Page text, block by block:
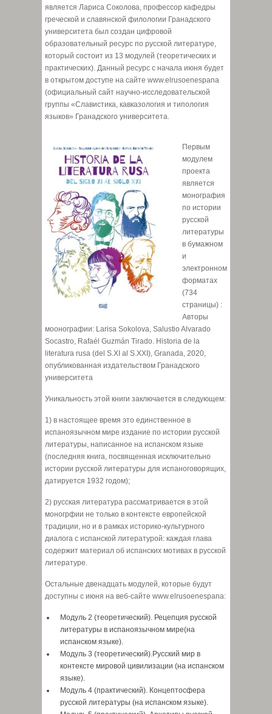
является Лариса Соколова, профессор кафедры
греческой и славянской филологии Гранадского
университета был создан цифровой
образовательный ресурс по русской литературе,
который состоит из 13 модулей (теоретических и
практических). Данный ресурс с начала июня будет
в открытом доступе на сайте www.elrusoenespana
(официальный сайт научно-исследовательской
группы «Славистика, кавказология и типология
языков» Гранадского университета.
Первым
модулем
проекта
является
монография
по истории
русской
литературы
в бумажном
и
электронном
форматах
(734
страницы) :
Авторы
моонографии: Larisa Sokolova, Salustio Alvarado
Socastro, Rafaél Guzmán Tirado. Historia de la
literatura rusa (del S.XI al S.XXI), Granada, 2020,
опубликованная издательством Гранадского
университета
Уникальность этой книги заключается в следующем:
1) в настоящее время это единственное в
испаноязычном мире издание по истории русской
литературы, написанное на испанском языке
(последняя книга, посвященная исключительно
истории русской литературы для испаноговорящих,
датируется 1932 годом);
2) русская литература рассматривается в этой
моногрфии не только в контексте европейской
традиции, но и в рамках историко-культурного
диалога с испанской литературой: каждая глава
содержит материал об испанских мотивах в русской
литературе.
Остальные двенадцать модулей, которые будут
доступны с июня на веб-сайте www.elrusoenespana:
Модуль 2 (теоретический). Рецепция русской
литературы в испаноязычном мире(на
испанском языке).
Модуль 3 (теоретический).Русский мир в
контексте мировой цивилизации (на испанском
языке).
Модуль 4 (практический). Концептосфера
русской литературы (на испанском языке).